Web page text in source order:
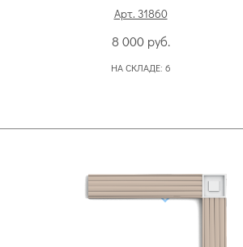
Арт. 31860
8 000 руб.
НА СКЛАДЕ: 6